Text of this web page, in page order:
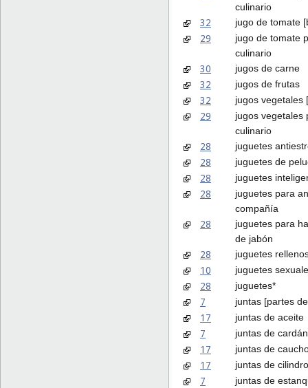
culinario
32 jugo de tomate
29
jugo de tomate
culinario
30 jugos de carne
32 jugos de frutas
32 jugos vegetales
29
jugos vegetales
culinario
28 juguetes
28 juguetes de
28 juguetes
28
juguetes para
compañía
28
juguetes para
de jabón
28 juguetes
10 juguetes
28 juguetes*
7 juntas [partes
17 juntas de aceite
7 juntas de cardán
17 juntas de
17 juntas de
7 juntas de